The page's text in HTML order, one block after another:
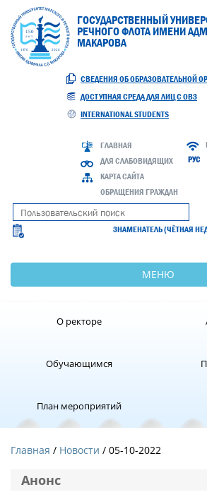
ГОСУДАРСТВЕННЫЙ
РЕЧНОГО ФЛОТА ИМЕНИ
МАКАРОВА
СВЕДЕНИЯ ОБ ОБРАЗОВАТЕЛЬНОЙ
ДОСТУПНАЯ СРЕДА ДЛЯ ЛИЦ С ОВЗ
INTERNATIONAL STUDENTS
ГЛАВНАЯ
ДЛЯ СЛАБОВИДЯЩИХ
КАРТА САЙТА
ОБРАЩЕНИЯ ГРАЖДАН
РУС
ЗНАМЕНАТЕЛЬ (ЧЁТНАЯ
МЕНЮ
О ректоре
Обучающимся
План мероприятий
Главная Новости / 05-10-2022
Анонс